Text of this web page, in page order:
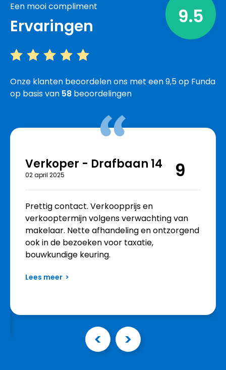
9.5
Een mooi compliment
Ervaringen
Onze klanten beoordelen ons met een 9,5 op Funda
op basis van 58 beoordelingen
Verkoper - Drafbaan 14
02 april 2025 9
Prettig contact. Verkoopprijs en
verkooptermijn volgens verwachting van
makelaar. Nette afhandeling en ontzorgend
ook in de bezoeken voor taxatie,
bouwkundige keuring.
Lees meer